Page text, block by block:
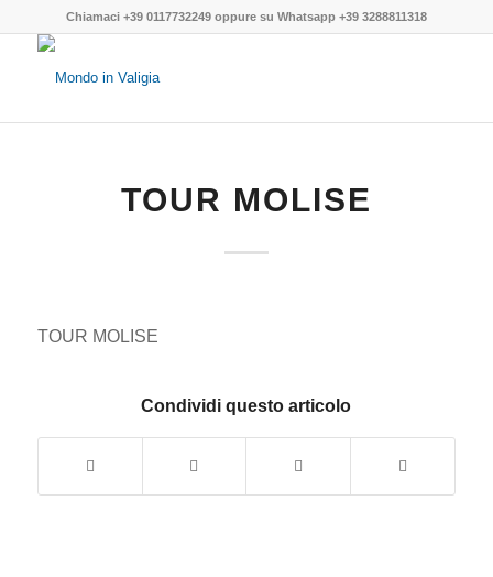
Chiamaci +39 0117732249oppure su Whatsapp +39 3288811318
TOUR MOLISE
TOUR MOLISE
Condividi questo articolo